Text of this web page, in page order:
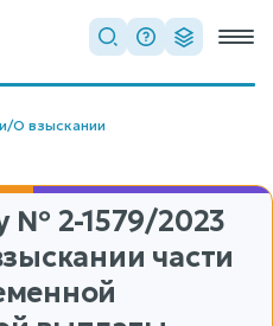
/О взыскании
№ 2-1579/2023
части